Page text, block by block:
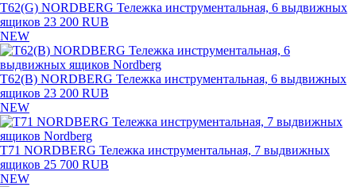
T62(G) NORDBERG Тележка инструментальная, 6 выдвижных
ящиков 23 200 RUB
NEW
T62(B) NORDBERG Тележка инструментальная, 6 выдвижных
ящиков 23 200 RUB
NEW
T71 NORDBERG Тележка инструментальная, 7 выдвижных
ящиков 25 700 RUB
NEW